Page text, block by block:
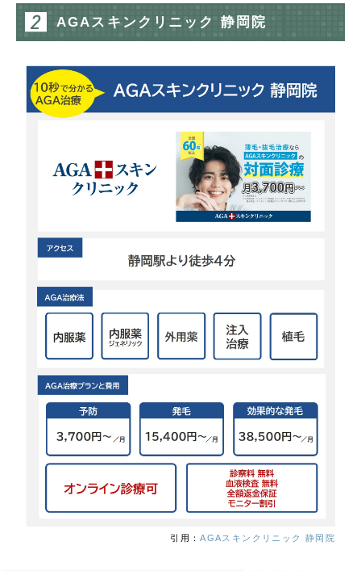
AGAスキンクリニック 静岡院
引用：AGAスキンクリニック 静岡院